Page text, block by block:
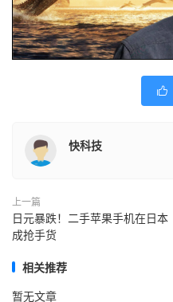

快科技
上一篇
日元暴跌！二手苹果手机在日本
成抢手货
相关推荐
暂无文章